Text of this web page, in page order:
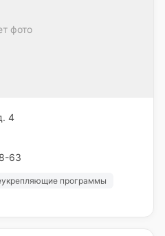
фото
4
63
программы